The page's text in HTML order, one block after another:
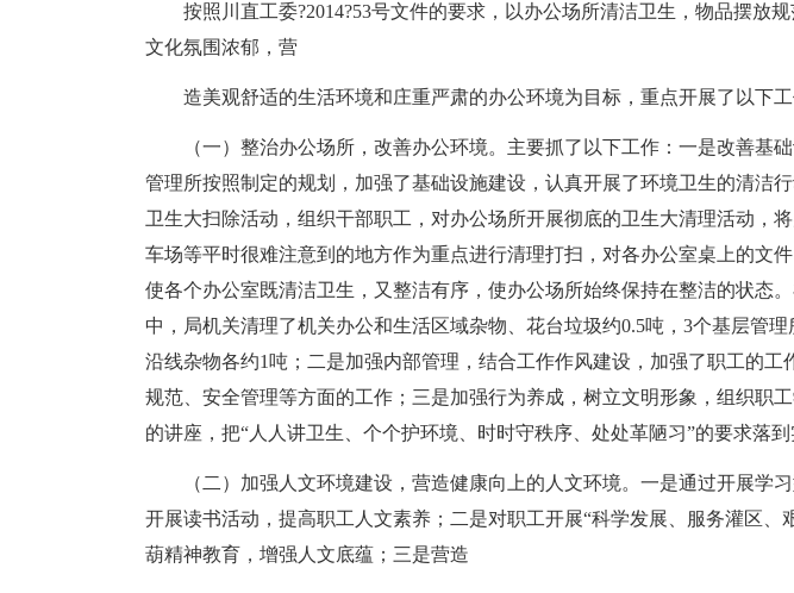
按照川直工委?2014?53号文件的要求，以办公场所清洁卫生，物品摆放规
文化氛围浓郁，营
造美观舒适的生活环境和庄重严肃的办公环境为目标，重点开展了以下工
（一）整治办公场所，改善办公环境。主要抓了以下工作：一是改善基
管理所按照制定的规划，加强了基础设施建设，认真开展了环境卫生的清洁
卫生大扫除活动，组织干部职工，对办公场所开展彻底的卫生大清理活动，
车场等平时很难注意到的地方作为重点进行清理打扫，对各办公室桌上的文
使各个办公室既清洁卫生，又整洁有序，使办公场所始终保持在整洁的状态
中，局机关清理了机关办公和生活区域杂物、花台垃圾约0.5吨，3个基层管
沿线杂物各约1吨；二是加强内部管理，结合工作作风建设，加强了职工的工
规范、安全管理等方面的工作；三是加强行为养成，树立文明形象，组织职
的讲座，把“人人讲卫生、个个护环境、时时守秩序、处处革陋习”的要求落到
（二）加强人文环境建设，营造健康向上的人文环境。一是通过开展学
开展读书活动，提高职工人文素养；二是对职工开展“科学发展、服务灌区、
葫精神教育，增强人文底蕴；三是营造